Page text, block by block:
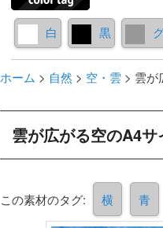
白 黒
ホーム > 自然 > 空・雲> 雲が
雲が広がる空のA4
この素材のタグ: 横 青